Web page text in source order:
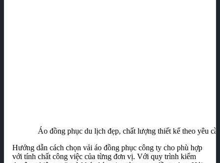
Áo đồng phục du lịch đẹp, chất lượng thiết kế theo yêu
Hướng dẫn cách chọn vải áo đồng phục công ty cho phù hợp
với tính chất công việc của từng đơn vị. Với quy trình kiểm